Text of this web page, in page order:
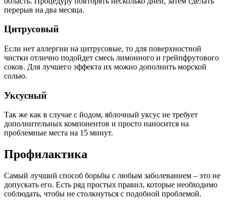
перерыв на два месяца.
Цитрусовый
Если нет аллергии на цитрусовые, то для поверхностной
чистки отлично подойдет смесь лимонного и грейпфрутового
соков. Для лучшего эффекта их можно дополнить морской
солью.
Уксусный
Так же как в случае с йодом, яблочный уксус не требует
дополнительных компонентов и просто наносится на
проблемные места на 15 минут.
Профилактика
Самый лучший способ борьбы с любым заболеванием – это не
допускать его. Есть ряд простых правил, которые необходимо
соблюдать, чтобы не столкнуться с подобной проблемой.